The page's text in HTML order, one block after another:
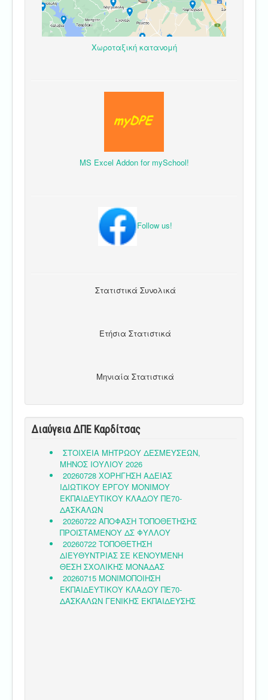
Χωροταξική κατανομή
MS Excel Addon for mySchool!
Follow us!
Στατιστικά Συνολικά
Ετήσια Στατιστικά
Μηνιαία Στατιστικά
Διαύγεια ΔΠΕ Καρδίτσας